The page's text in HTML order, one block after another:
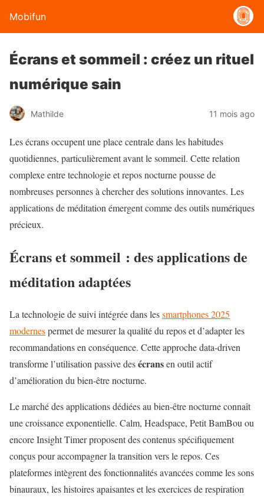
Mobifun
Écrans et sommeil : créez un rituel
numérique sain
Mathilde 11 mois ago
Les écrans occupent une place centrale dans les habitudes
quotidiennes, particulièrement avant le sommeil. Cette relation
complexe entre technologie et repos nocturne pousse de
nombreuses personnes à chercher des solutions innovantes. Les
applications de méditation émergent comme des outils numériques
précieux.
Écrans et sommeil : des applications de
méditation adaptées
La technologie de suivi intégrée dans lessmartphones 2025
modernespermet de mesurer la qualité du repos et d’adapter les
recommandations en conséquence. Cette approche data-driven
transforme l’utilisation passive desécransen outil actif
d’amélioration du bien-être nocturne.
Le marché des applications dédiées au bien-être nocturne connaît
une croissance exponentielle. Calm, Headspace, Petit BamBou ou
encore Insight Timer proposent des contenus spécifiquement
conçus pour accompagner la transition vers le repos. Ces
plateformes intègrent des fonctionnalités avancées comme les sons
binauraux, les histoires apaisantes et les exercices de respiration